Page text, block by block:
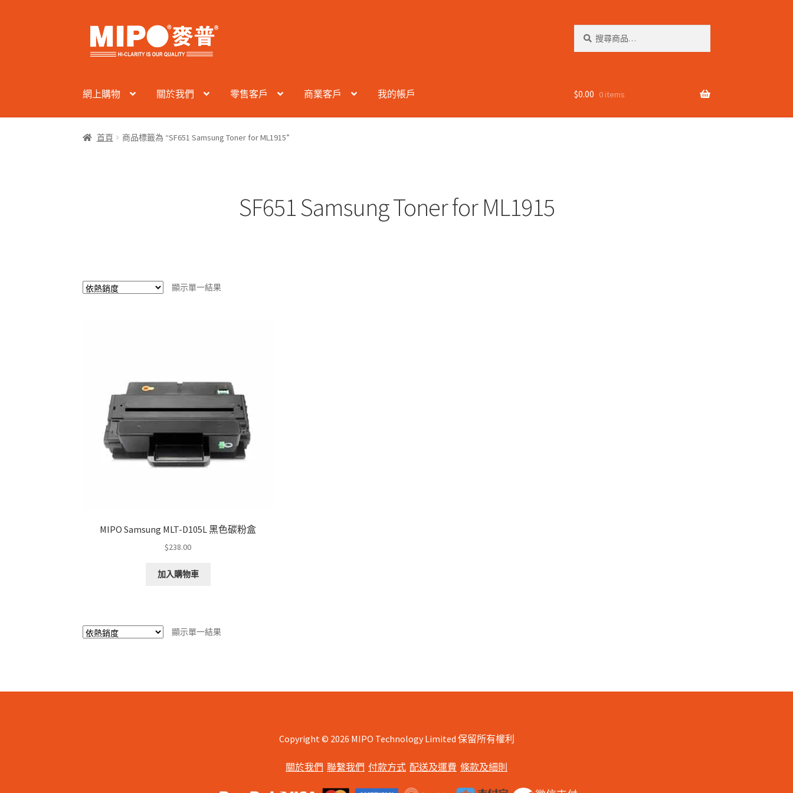
Skip
to
navigation
Skip
to
content
網上購物 關於我們 零售客戶 商業客戶 我的帳戶 $0.00 0 items
首頁 商品標籤為 “SF651 Samsung Toner for ML1915”
SF651 Samsung Toner for ML1915
顯示單一結果
MIPO Samsung MLT-D105L 黑色碳粉盒
$238.00
加入購物車
顯示單一結果
Copyright © 2026 MIPO Technology Limited 保留所有權利
關於我們 聯繫我們 付款方式 配送及運費 條款及細則